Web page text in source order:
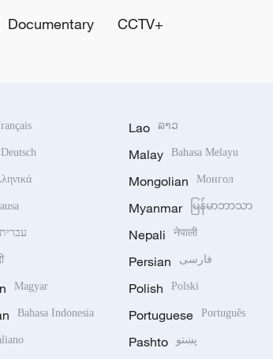
Documentary CCTV+
Deutsch
עברית
Magyar
Bahasa Indonesia
Lao ລາວ
Malay Bahasa Melayu
Mongolian Монгол
Myanmar မြန်မာဘာသာ
Nepali नेपाली
Persian فارسی
Polish Polski
Portuguese Português
Pashto پښتو